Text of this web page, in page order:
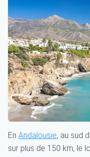
En Andalousie, au sud
sur plus de 150 km, le